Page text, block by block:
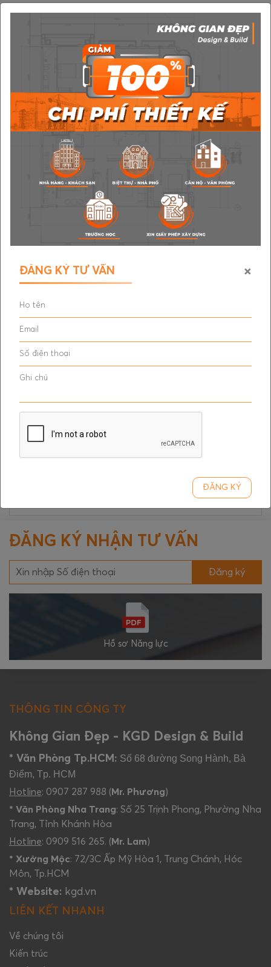
DỰ ÁN CHỢ BIỂN
Kiến trúc
Bài viết liên quan
THẢO NGUYÊN XANH
COFFEE
ĐĂNG KÝ NHẬN TƯ VẤN
Đăng ký
Hồ sơ Năng lực
THÔNG TIN CÔNG TY
Không Gian Đẹp - KGD Design & Build
* Văn Phòng Tp.HCM: Số 68 đường Song Hành, Bà
Điểm, Tp. HCM
Hotline: 0907 287 988 ( Mr. Phương)
* Văn Phòng Nha Trang: Số 25 Trịnh Phong, Phường Nha
Trang, Tỉnh Khánh Hòa
Hotline: 0909 516 265. ( Mr. Lam)
* Xưởng Mộc: 72/3C Ấp Mỹ Hòa 1, Trung Chánh, Hóc
Môn, Tp.HCM
* Website: kgd.vn
LIÊN KẾT NHANH
Về chúng tôi
Kiến trúc
×
ĐĂNG KÝ TƯ VẤN
ĐĂNG KÝ